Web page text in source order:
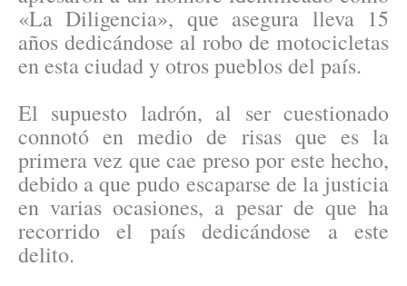
«La Diligencia», que asegura lleva 15
años dedicándose al robo de motocicletas
en esta ciudad y otros pueblos del país.
El supuesto ladrón, al ser cuestionado
connotó en medio de risas que es la
primera vez que cae preso por este hecho,
debido a que pudo escaparse de la justicia
en varias ocasiones, a pesar de que ha
recorrido el país dedicándose a este
delito.